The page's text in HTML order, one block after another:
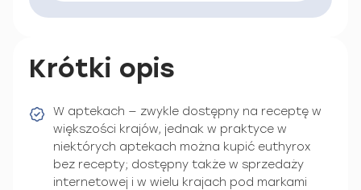
Krótki opis
W aptekach — zwykle dostępny na receptę w
większości krajów, jednak w praktyce w
niektórych aptekach można kupić euthyrox
bez recepty; dostępny także w sprzedaży
internetowej i w wielu krajach pod markami